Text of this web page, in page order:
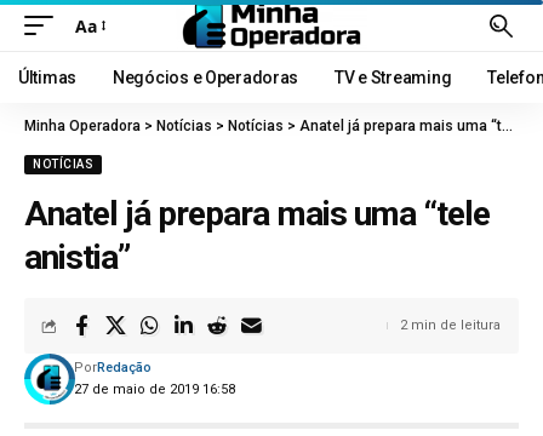
Aa
Últimas Negócios e Operadoras TV e Streaming
Minha Operadora > Notícias > Notícias > Anatel já prepara mais uma “tele anistia”
NOTÍCIAS
Anatel já prepara mais uma “tele
anistia”
27 de maio de 2019 16:58
PorRedação
2 min de leitura